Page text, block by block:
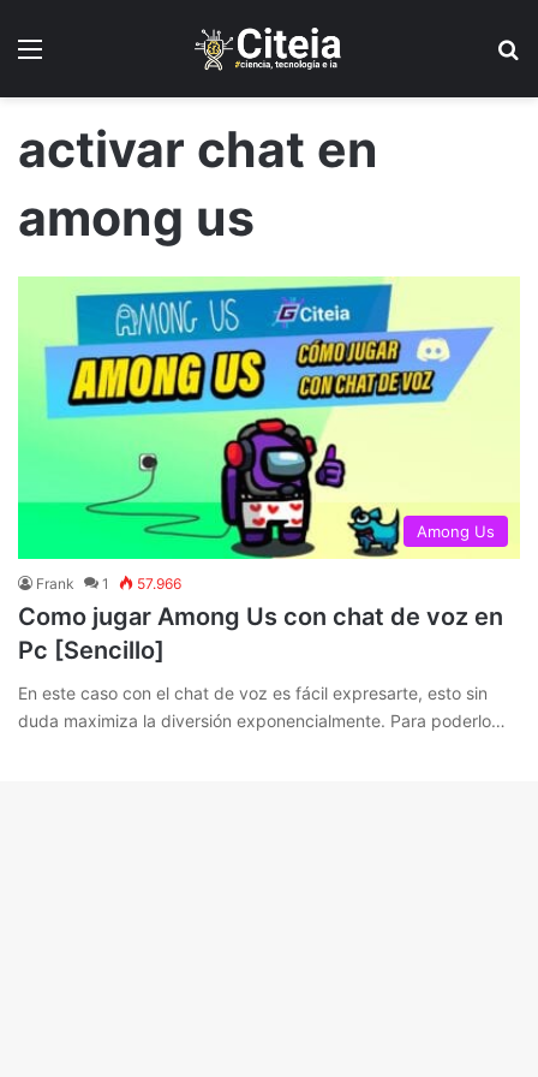
activar chat en
among us
Among Us
Frank 1 57.966
Como jugar Among Us con chat de voz en
Pc [Sencillo]
En este caso con el chat de voz es fácil expresarte, esto sin
duda maximiza la diversión exponencialmente. Para poderlo…